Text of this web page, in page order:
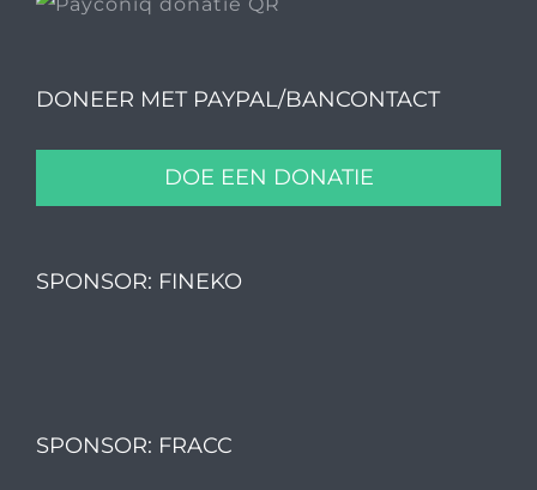
DONEER MET PAYPAL/BANCONTACT
DOE EEN DONATIE
SPONSOR: FINEKO
SPONSOR: FRACC